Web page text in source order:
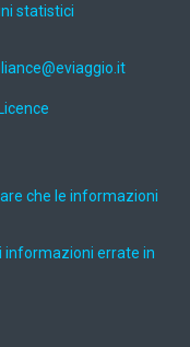
statistici
che le informazioni
informazioni errate in